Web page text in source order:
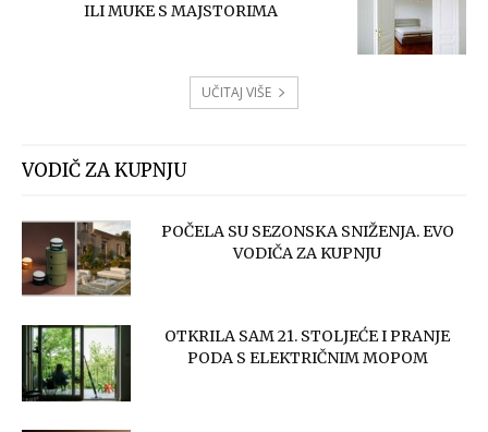
ILI MUKE S MAJSTORIMA
UČITAJ VIŠE
VODIČ ZA KUPNJU
POČELA SU SEZONSKA SNIŽENJA. EVO
VODIČA ZA KUPNJU
OTKRILA SAM 21. STOLJEĆE I PRANJE
PODA S ELEKTRIČNIM MOPOM